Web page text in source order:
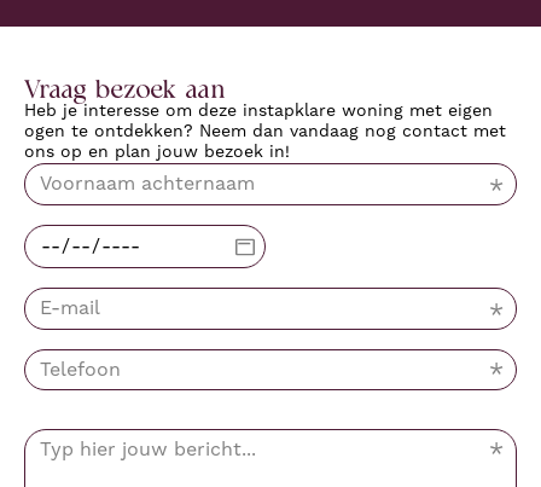
Vraag bezoek aan
Heb je interesse om deze instapklare woning met eigen
ogen te ontdekken? Neem dan vandaag nog contact met
ons op en plan jouw bezoek in!